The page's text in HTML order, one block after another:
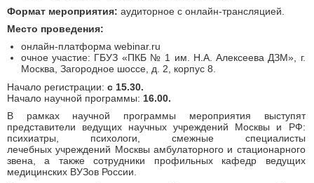
Формат мероприятия: аудиторное с онлайн-трансляцией.
Место проведения:
онлайн-платформа webinar.ru
очное участие: ГБУЗ «ПКБ № 1 им. Н.А. Алексеева ДЗМ», г.
Москва, Загородное шоссе, д. 2, корпус 8.
Начало регистрации: с 15.30.
Начало научной программы: 16.00.
В рамках научной программы мероприятия выступят
представители ведущих научных учреждений Москвы и РФ:
психиатры, психологи, смежные специалисты
лечебных учреждений Москвы амбулаторного и стационарного
звена, а также сотрудники профильных кафедр ведущих
медицинских ВУЗов России.